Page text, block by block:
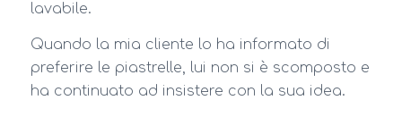
lavabile.
Quando la mia cliente lo ha informato di
preferire le piastrelle, lui non si è scomposto e
ha continuato ad insistere con la sua idea.